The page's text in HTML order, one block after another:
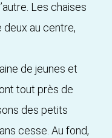
Les chaises
au centre,
de jeunes et
tout près de
des petits
cesse. Au fond,